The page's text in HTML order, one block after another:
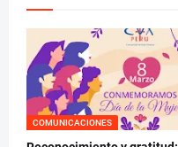
COMUNICACIONES